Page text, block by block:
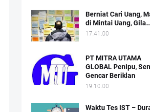
Berniat Cari Uang,
di Mintai Uang,
17.41.00
PT MITRA UTAMA
GLOBAL Penipu,
Gencar Beriklan
19.10.00
Waktu Tes IST –